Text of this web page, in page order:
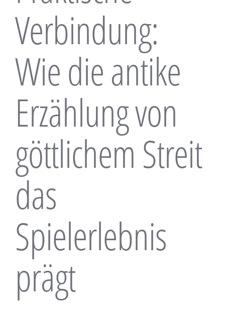
Verbindung:
Wie die antike
Erzählung von
göttlichem Streit
das
Spielerlebnis
prägt